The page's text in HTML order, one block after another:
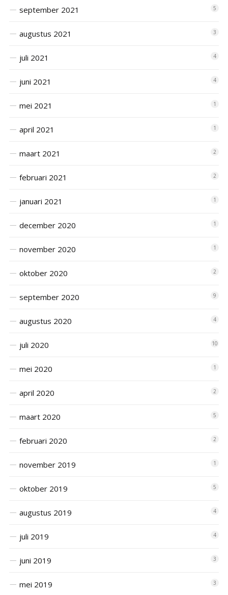
september 2021 5
augustus 2021 3
juli 2021 4
juni 2021 4
mei 2021 1
april 2021 1
maart 2021 2
februari 2021 2
januari 2021 1
december 2020 1
november 2020 1
oktober 2020 2
september 2020 9
augustus 2020 4
juli 2020 10
mei 2020 1
april 2020 2
maart 2020 5
februari 2020 2
november 2019 1
oktober 2019 5
augustus 2019 4
juli 2019 4
juni 2019 3
mei 2019 3